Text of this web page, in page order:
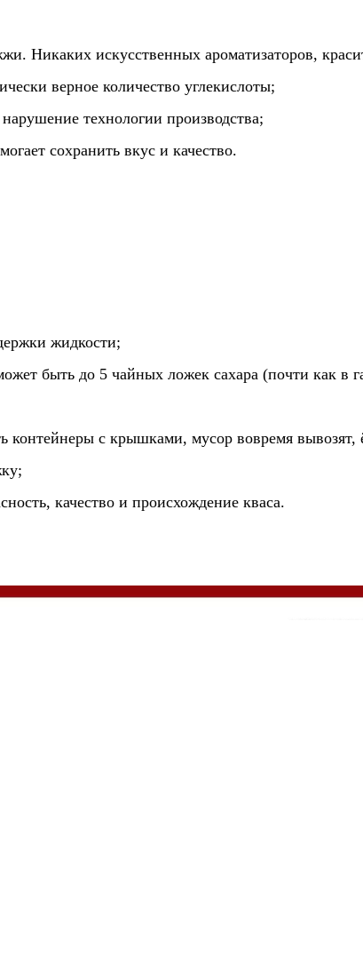
Никаких искусственных ароматизаторов,
верное количество углекислоты;
технологии производства;
сохранить вкус и качество.
жидкости;
быть до 5 чайных ложек сахара (почти как в
контейнеры с крышками, мусор вовремя вывозят,
качество и происхождение кваса.